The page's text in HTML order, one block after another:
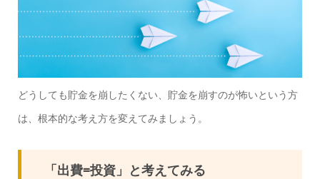
どうしても貯金を崩したくない、貯金を崩すのが怖いという方
は、根本的な考え方を変えてみましょう。
「出費=投資」と考えてみる